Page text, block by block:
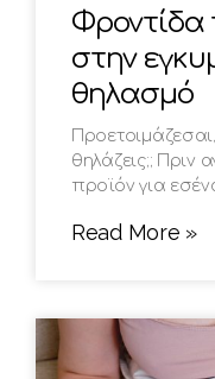
Φροντίδα
στην
θηλασμό
θηλάζεις;; Πριν
προϊόν για
Read More »